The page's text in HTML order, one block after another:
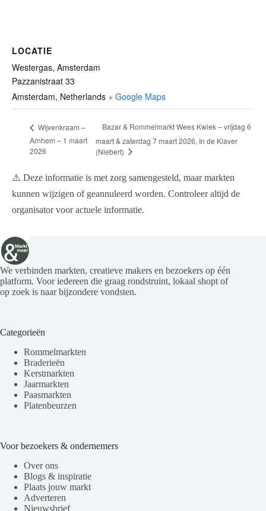
LOCATIE
Westergas, Amsterdam
Pazzanistraat 33
Amsterdam, Netherlands + Google Maps
Wijvenkraam –
Arnhem – 1 maart
2026
Bazar & Rommelmarkt Wees Kwiek – vrijdag 6
maart & zaterdag 7 maart 2026, In de Klaver
(Niebert)
⚠️ Deze informatie is met zorg samengesteld, maar markten
kunnen wijzigen of geannuleerd worden. Controleer altijd de
organisator voor actuele informatie.
We verbinden markten, creatieve makers en bezoekers op één
platform. Voor iedereen die graag rondstruint, lokaal shopt of
op zoek is naar bijzondere vondsten.
Categorieën
Rommelmarkten
Braderieën
Kerstmarkten
Jaarmarkten
Paasmarkten
Platenbeurzen
Voor bezoekers & ondernemers
Over ons
Blogs & inspiratie
Plaats jouw markt
Adverteren
Nieuwsbrief